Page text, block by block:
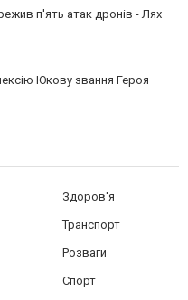
п'ять атак дронів - Лях
Юкову звання Героя
Здоров'я
Транспорт
Розваги
Спорт